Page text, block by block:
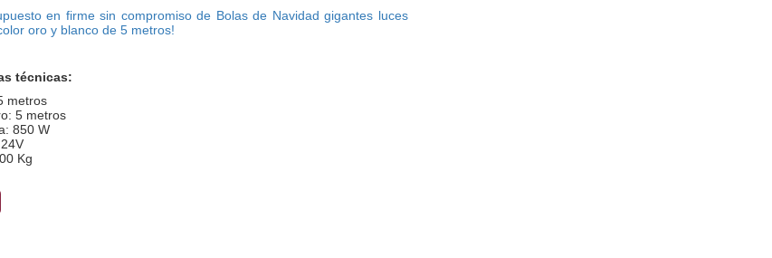
en firme sin compromiso de Bolas de Navidad gigantes luces
oro y blanco de 5 metros!
técnicas:
metros
5 metros
850 W
Kg